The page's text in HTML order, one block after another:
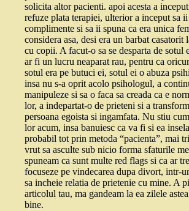
solicita altor pacienti. apoi acesta a
refuze plata terapiei, ulterior a inceput sa
complimente si sa ii spuna ca era unica
considera asa, desi era un barbat casatorit
cu copii. A facut-o sa se desparta de sotul
ar fi un lucru neaparat rau, pentru ca
sotul era pe butuci ei, sotul ei o abuza
insa nu s-a oprit acolo psihologul, a
manipuleze si sa o faca sa creada ca e
lor, a indepartat-o de prieteni si a
persoana egoista si ingamfata. Nu stiu
lor acum, insa banuiesc ca va fi si ea
probabil tot prin metoda “pacienta”, mai
vrut sa asculte sub nicio forma sfaturile
spuneam ca sunt multe red flags si ca ar
focuseze pe vindecarea dupa divort, intr-
sa incheie relatia de prietenie cu mine. A
articolul tau, ma gandeam la ea zilele
bine.